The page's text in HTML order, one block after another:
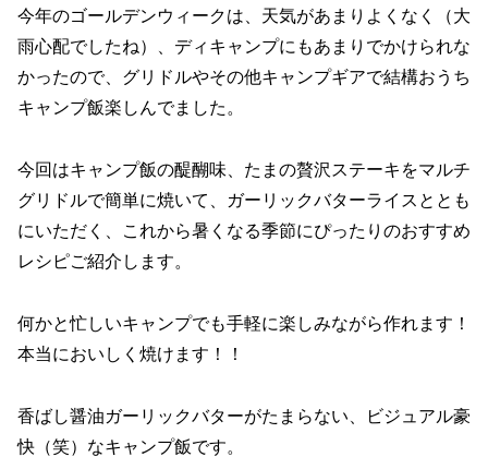
今年のゴールデンウィークは、天気があまりよくなく（大
雨心配でしたね）、ディキャンプにもあまりでかけられな
かったので、グリドルやその他キャンプギアで結構おうち
キャンプ飯楽しんでました。
今回はキャンプ飯の醍醐味、たまの贅沢ステーキをマルチ
グリドルで簡単に焼いて、ガーリックバターライスととも
にいただく、これから暑くなる季節にぴったりのおすすめ
レシピご紹介します。
何かと忙しいキャンプでも手軽に楽しみながら作れます！
本当においしく焼けます！！
香ばし醤油ガーリックバターがたまらない、ビジュアル豪
快（笑）なキャンプ飯です。